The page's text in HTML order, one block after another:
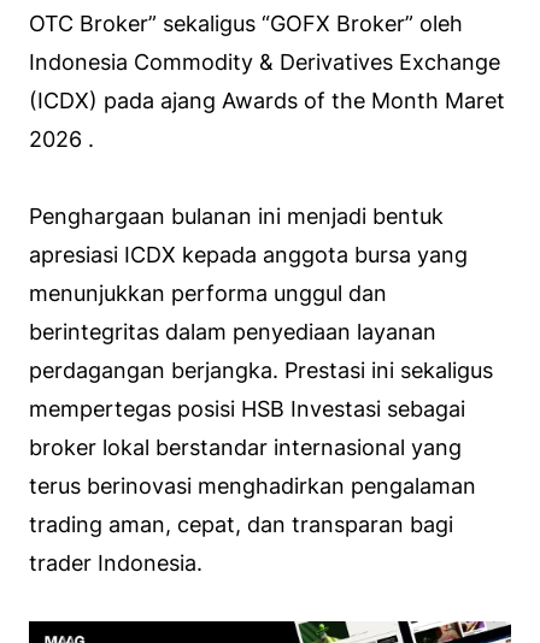
OTC Broker” sekaligus “GOFX Broker” oleh
Indonesia Commodity & Derivatives Exchange
(ICDX) pada ajang Awards of the Month Maret
2026 .
Penghargaan bulanan ini menjadi bentuk
apresiasi ICDX kepada anggota bursa yang
menunjukkan performa unggul dan
berintegritas dalam penyediaan layanan
perdagangan berjangka. Prestasi ini sekaligus
mempertegas posisi HSB Investasi sebagai
broker lokal berstandar internasional yang
terus berinovasi menghadirkan pengalaman
trading aman, cepat, dan transparan bagi
trader Indonesia.